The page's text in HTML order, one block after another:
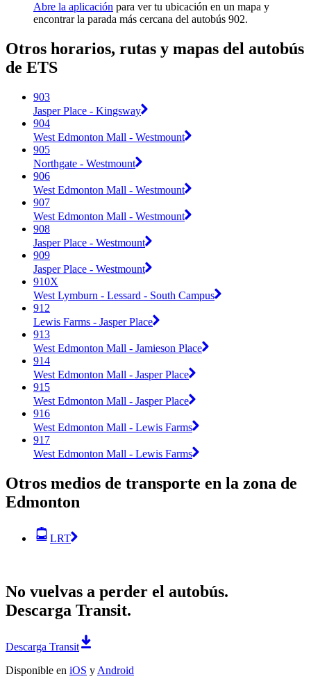
Abre la aplicación para ver tu ubicación en un mapa y
encontrar la parada más cercana del autobús 902.
Otros horarios, rutas y mapas del autobús
de ETS
903
Jasper Place - Kingsway
904
West Edmonton Mall - Westmount
905
Northgate - Westmount
906
West Edmonton Mall - Westmount
907
West Edmonton Mall - Westmount
908
Jasper Place - Westmount
909
Jasper Place - Westmount
910X
West Lymburn - Lessard - South Campus
912
Lewis Farms - Jasper Place
913
West Edmonton Mall - Jamieson Place
914
West Edmonton Mall - Jasper Place
915
West Edmonton Mall - Jasper Place
916
West Edmonton Mall - Lewis Farms
917
West Edmonton Mall - Lewis Farms
Otros medios de transporte en la zona de
Edmonton
LRT
No vuelvas a perder el autobús.
Descarga Transit.
Descarga Transit
Disponible en iOS y Android